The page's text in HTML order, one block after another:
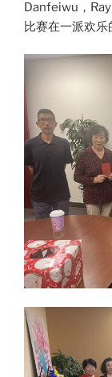
Danfeiwu，
比赛在一派欢乐